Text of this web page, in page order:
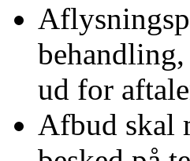
ud for
Afbud skal